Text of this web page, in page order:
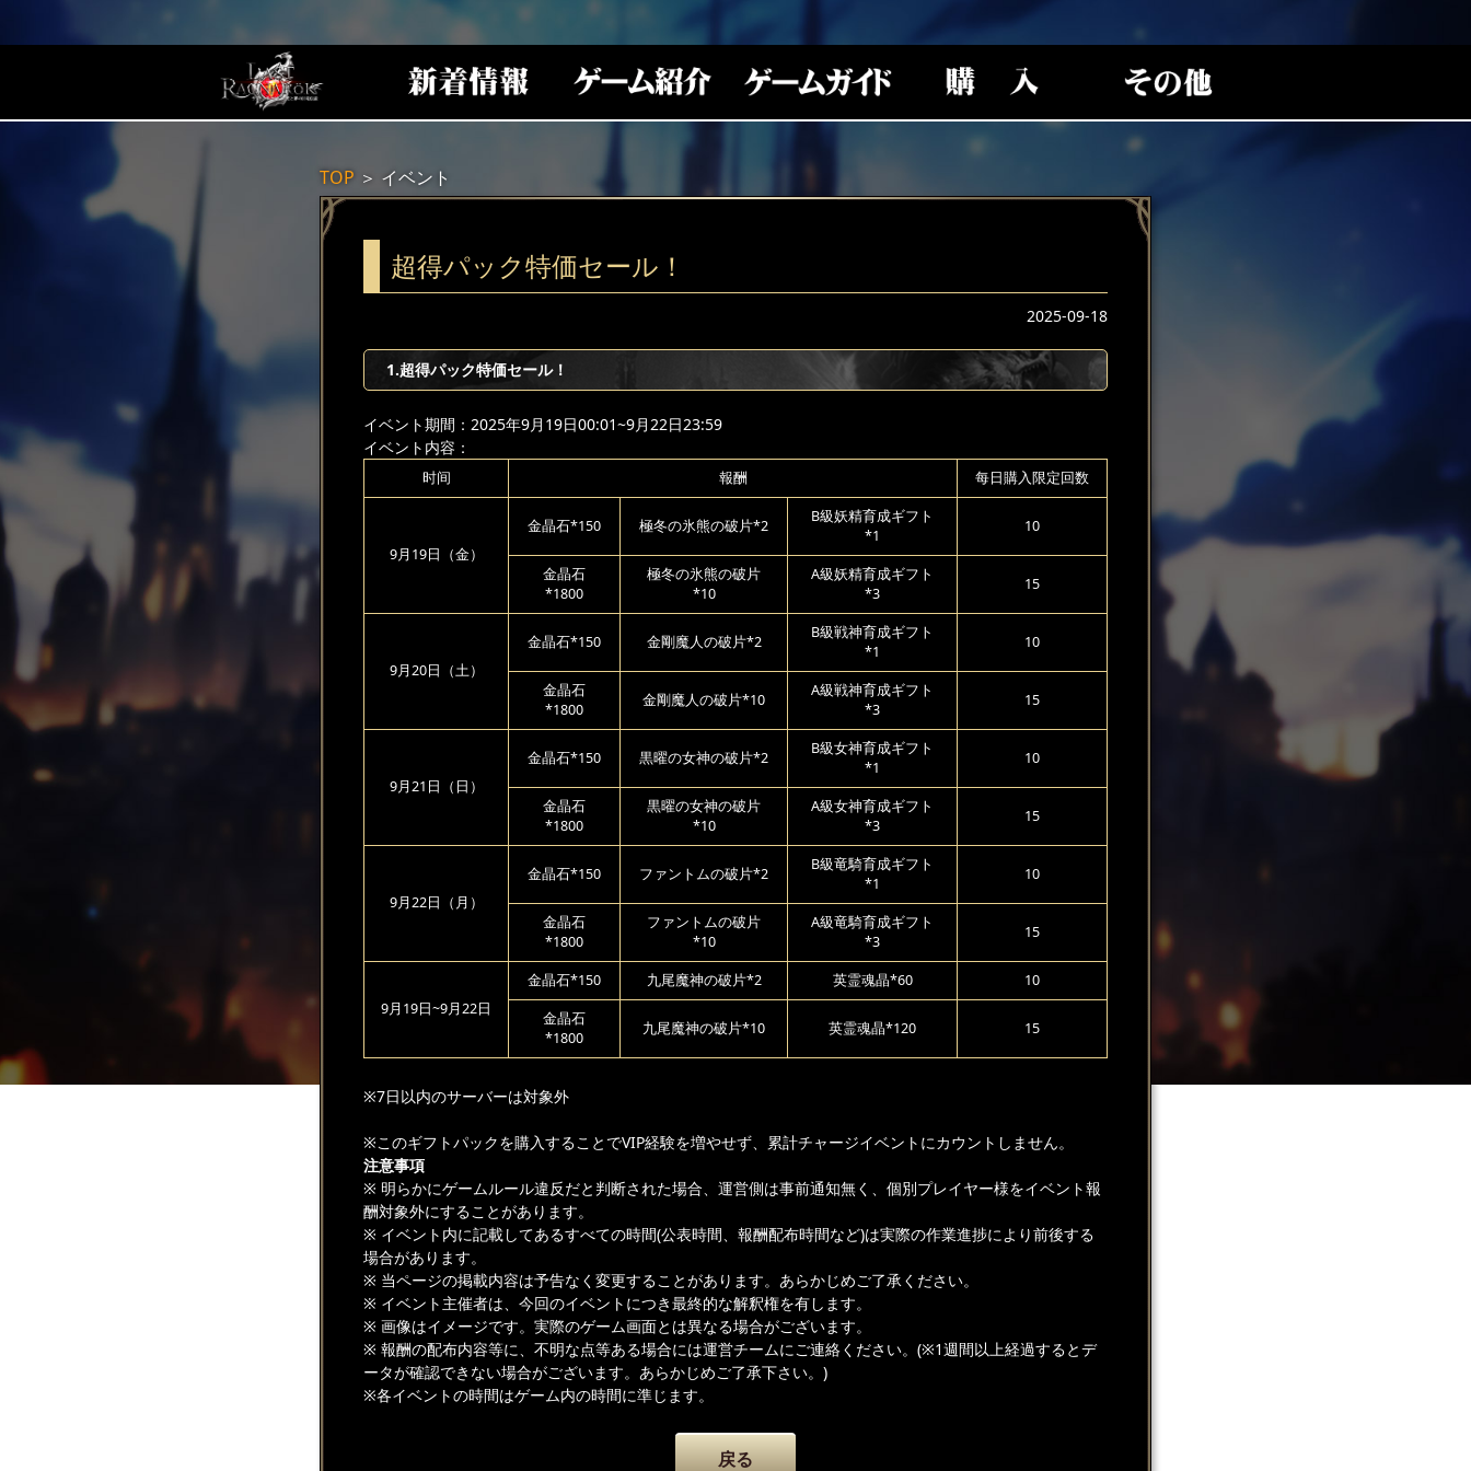
TOP ＞ イベント
超得パック特価セール！
2025-09-18
1.超得パック特価セール！
イベント期間：2025年9月19日00:01~9月22日23:59
イベント内容：
时间 報酬 每日購入限定回数
9月19日（金）
金晶石*150 極冬の氷熊の破片*2
B級妖精育成ギフト
*1
10
金晶石
*1800
極冬の氷熊の破片
*10
A級妖精育成ギフト
*3
15
9月20日（土）
金晶石*150 金剛魔人の破片*2
B級戦神育成ギフト
*1
10
金晶石
*1800
金剛魔人の破片*10
A級戦神育成ギフト
*3
15
9月21日（日）
金晶石*150 黒曜の女神の破片*2
B級女神育成ギフト
*1
10
金晶石
*1800
黒曜の女神の破片
*10
A級女神育成ギフト
*3
15
9月22日（月）
金晶石*150 ファントムの破片*2
B級竜騎育成ギフト
*1
10
金晶石
*1800
ファントムの破片
*10
A級竜騎育成ギフト
*3
15
9月19日~9月22日
金晶石*150 九尾魔神の破片*2 英霊魂晶*60 10
金晶石
*1800
九尾魔神の破片*10 英霊魂晶*120 15
※7日以内のサーバーは対象外
※このギフトパックを購入することでVIP経験を増やせず、累計チャージイベントにカウントしません。
注意事項
※ 明らかにゲームルール違反だと判断された場合、運営側は事前通知無く、個別プレイヤー様をイベント報
酬対象外にすることがあります。
※ イベント内に記載してあるすべての時間(公表時間、報酬配布時間など)は実際の作業進捗により前後する
場合があります。
※ 当ページの掲載内容は予告なく変更することがあります。あらかじめご了承ください。
※ イベント主催者は、今回のイベントにつき最終的な解釈権を有します。
※ 画像はイメージです。実際のゲーム画面とは異なる場合がございます。
※ 報酬の配布内容等に、不明な点等ある場合には運営チームにご連絡ください。(※1週間以上経過するとデ
ータが確認できない場合がございます。あらかじめご了承下さい。)
※各イベントの時間はゲーム内の時間に準じます。
戻る